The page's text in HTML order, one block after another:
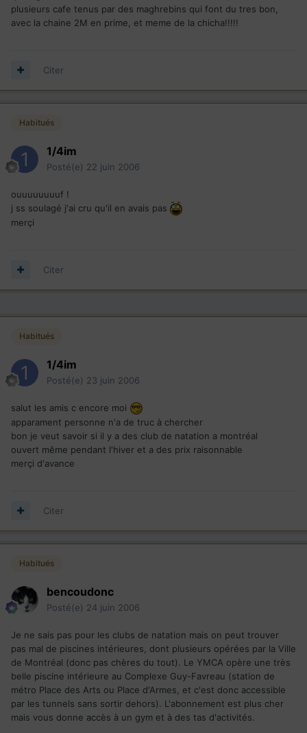
plusieurs cafe tenus par des maghrebins qui font du tres bon,
avec la chaine 2M en prime, et meme de la chicha!!!!!
Citer
Habitués
1/4im
Posté(e) 22 juin 2006
ouuuuuuuuf !
j ss soulagé j'ai cru qu'il en avais pas
merçi
Citer
Habitués
1/4im
Posté(e) 23 juin 2006
salut les amis c encore moi
apparament personne n'a de truc à chercher
bon je veut savoir si il y a des club de natation a montréal
ouvert même pendant l'hiver et a des prix raisonnable
merçi d'avance
Citer
Habitués
bencoudonc
Posté(e) 24 juin 2006
Je ne sais pas pour les clubs de natation mais on peut trouver
pas mal de piscines intérieures, dont plusieurs opérées par la Ville
de Montréal (donc pas chères du tout). Le YMCA opère une très
belle piscine intérieure au Complexe Guy-Favreau (station de
métro Place des Arts ou Place d'Armes, et c'est donc accessible
par les tunnels sans sortir dehors). L'abonnement est plus cher
mais vous donne accès à un gym et à des tas d'activités.